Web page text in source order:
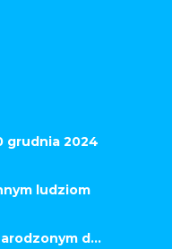
grudnia 2024
ludziom
d...